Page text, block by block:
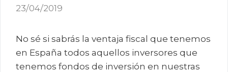
23/04/2019
No sé si sabrás la ventaja fiscal que tenemos
en España todos aquellos inversores que
tenemos fondos de inversión en nuestras